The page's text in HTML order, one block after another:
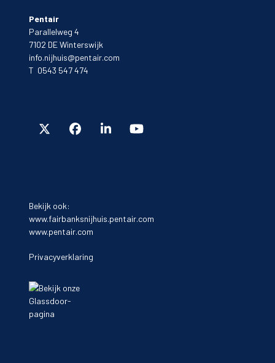
Pentair
Parallelweg 4
7102 DE Winterswijk
info.nijhuis@pentair.com
T 0543 547 474
Bekijk ook:
www.fairbanksnijhuis.pentair.com
www.pentair.com
Privacyverklaring